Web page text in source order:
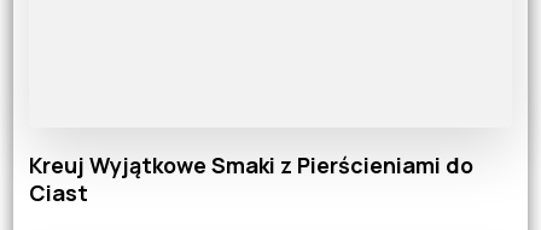
Kreuj Wyjątkowe Smaki z Pierścieniami do
Ciast